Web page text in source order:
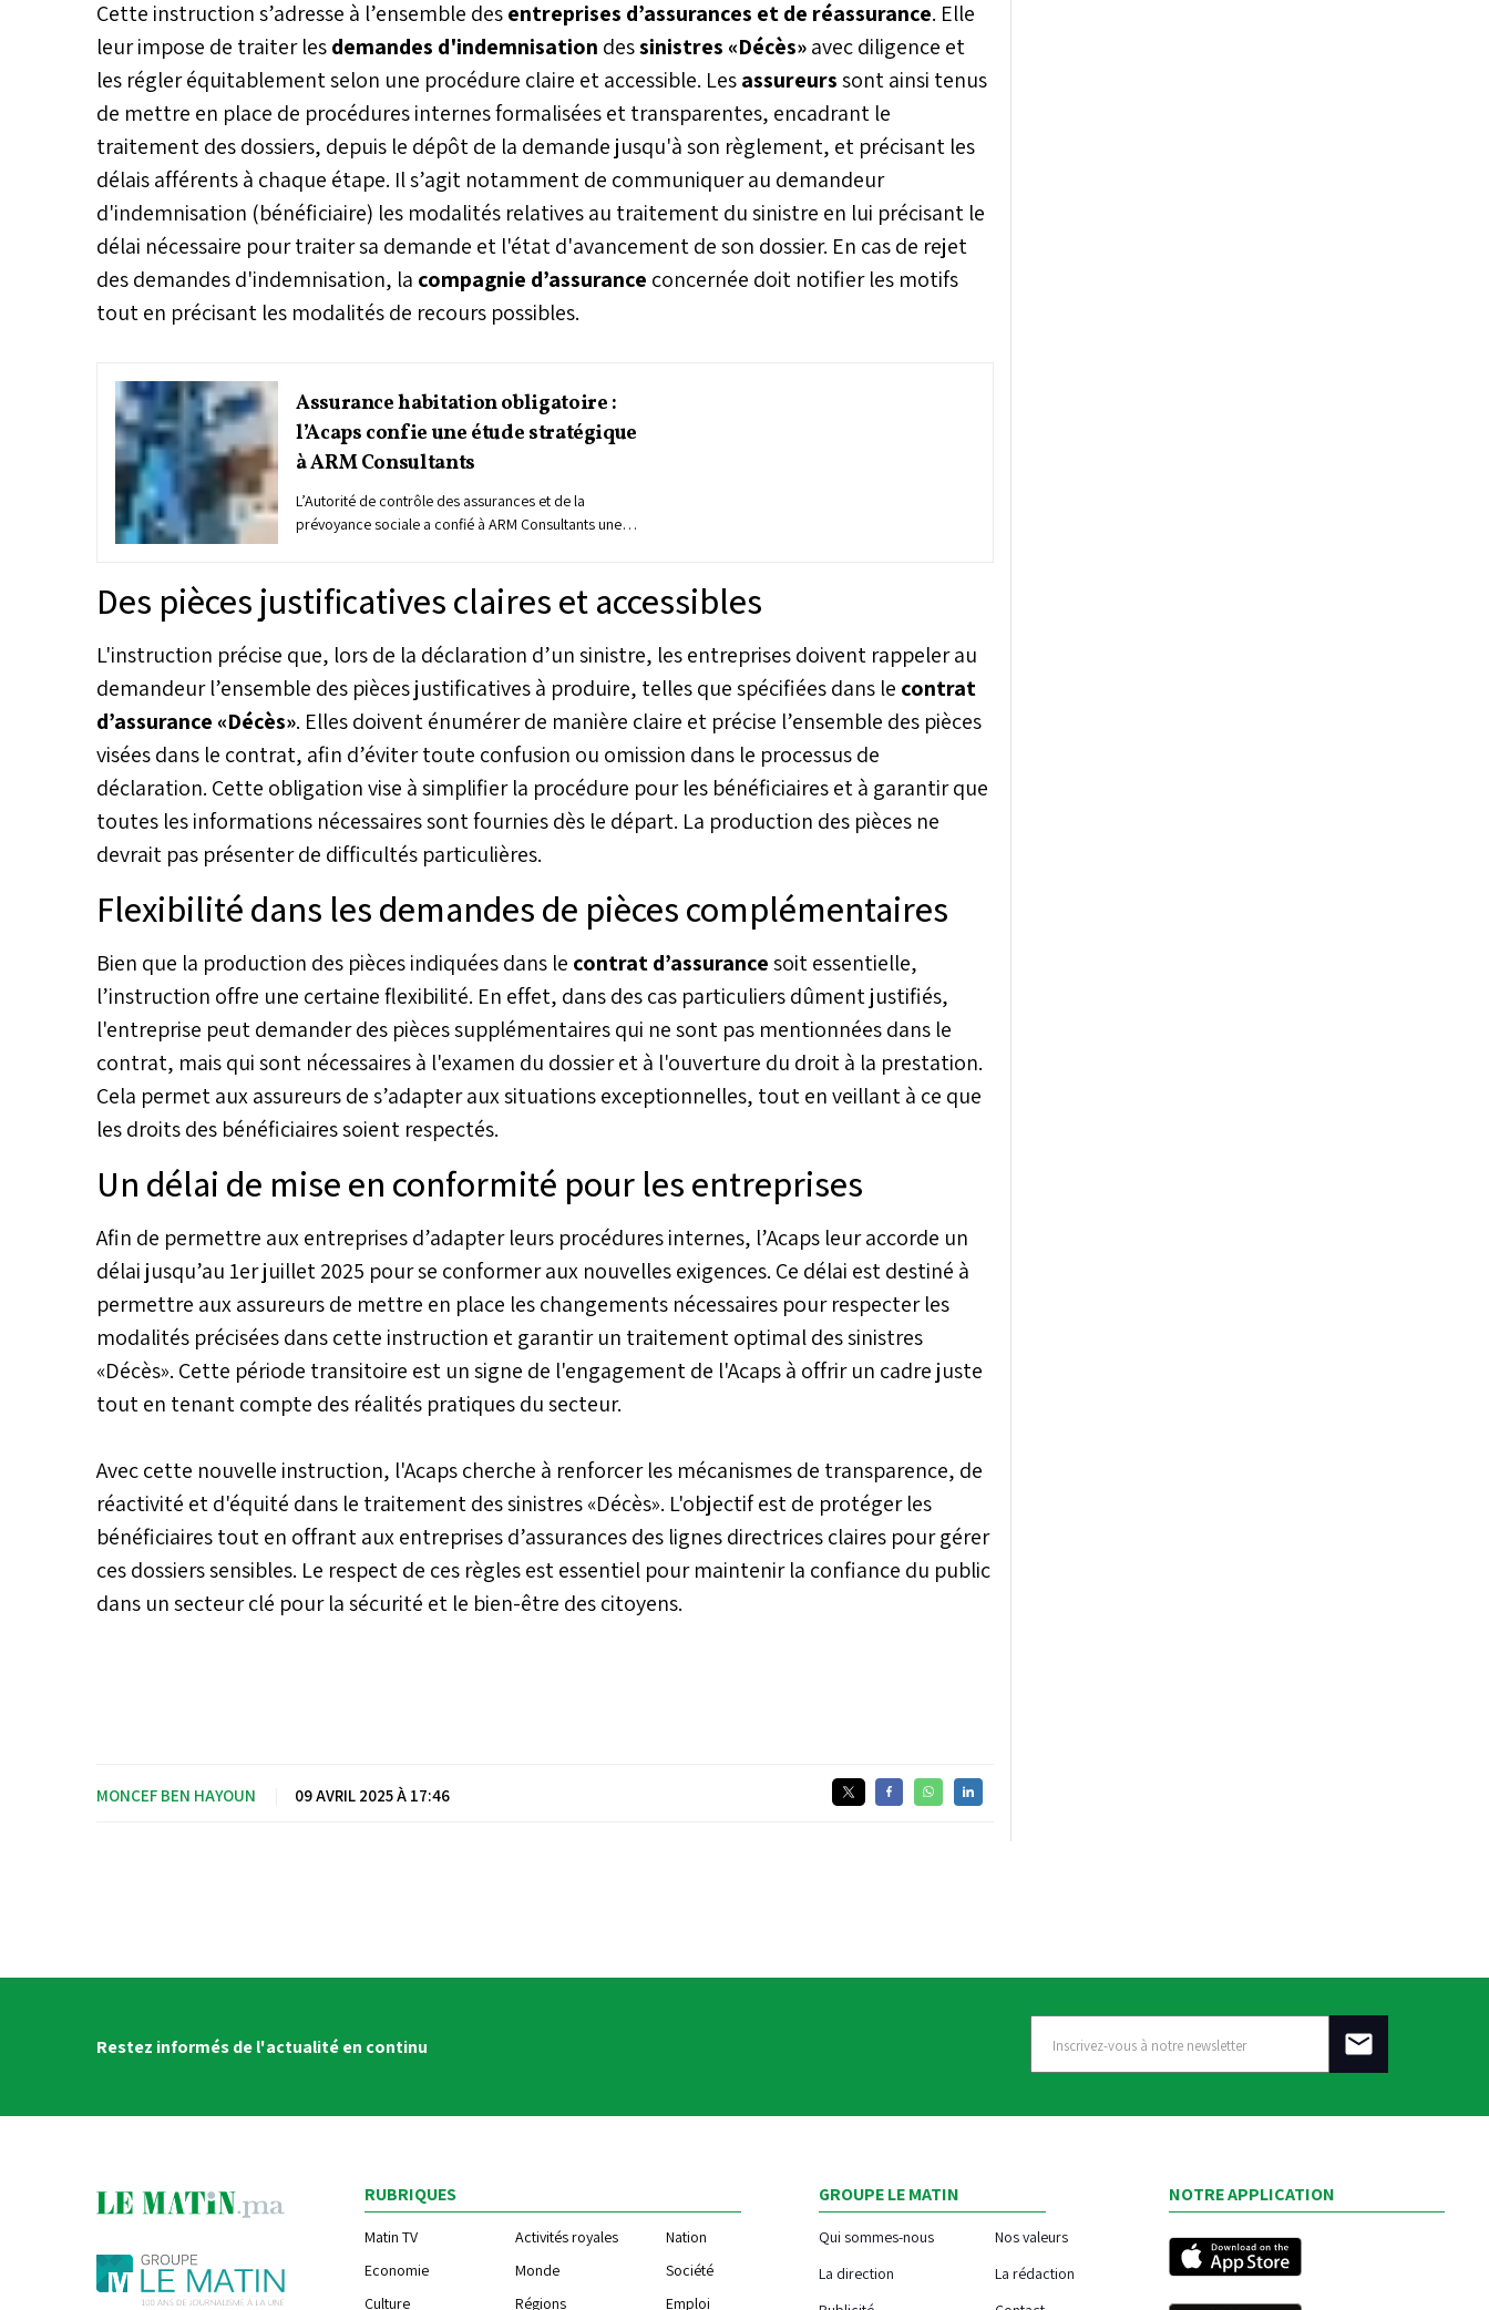
Cette instruction s’adresse à l’ensemble desentreprises d’assurances et de réassurance. Elle
leur impose de traiter lesdemandes d'indemnisation dessinistres «Décès»avec diligence et
les régler équitablement selon une procédure claire et accessible. Lesassureurssont ainsi tenus
de mettre en place de procédures internes formalisées et transparentes, encadrant le
traitement des dossiers, depuis le dépôt de la demande jusqu'à son règlement, et précisant les
délais afférents à chaque étape. Il s’agit notamment de communiquer au demandeur
d'indemnisation (bénéficiaire) les modalités relatives au traitement du sinistre en lui précisant le
délai nécessaire pour traiter sa demande et l'état d'avancement de son dossier. En cas de rejet
des demandes d'indemnisation, la compagnie d’assurance concernée doit notifier les motifs
tout en précisant les modalités de recours possibles.
Assurance habitation obligatoire :
l’Acaps confie une étude stratégique
à ARM Consultants
L’Autorité de contrôle des assurances et de la
prévoyance sociale a confié à ARM Consultants une
l'amélioration de l’accès au logement, mais aussi des
lacunes en termes de couverture et des risques
accrus, révélés par des catastrophes naturelles
comme le séisme d’Al Haouz, ce projet vise à
protéger les citoyens, à renforcer la résilience du
secteur immobilier et à moderniser le paysage de
l’assurance au Maroc.
Des pièces justificatives claires et accessibles
L'instruction précise que, lors de la déclaration d’un sinistre, les entreprises doivent rappeler au
demandeur l’ensemble des pièces justificatives à produire, telles que spécifiées dans le contrat
d’assurance «Décès». Elles doivent énumérer de manière claire et précise l’ensemble des pièces
visées dans le contrat, afin d’éviter toute confusion ou omission dans le processus de
déclaration. Cette obligation vise à simplifier la procédure pour les bénéficiaires et à garantir que
toutes les informations nécessaires sont fournies dès le départ. La production des pièces ne
devrait pas présenter de difficultés particulières.
Flexibilité dans les demandes de pièces complémentaires
Bien que la production des pièces indiquées dans le contrat d’assurancesoit essentielle,
l’instruction offre une certaine flexibilité. En effet, dans des cas particuliers dûment justifiés,
l'entreprise peut demander des pièces supplémentaires qui ne sont pas mentionnées dans le
contrat, mais qui sont nécessaires à l'examen du dossier et à l'ouverture du droit à la prestation.
Cela permet aux assureurs de s’adapter aux situations exceptionnelles, tout en veillant à ce que
les droits des bénéficiaires soient respectés.
Un délai de mise en conformité pour les entreprises
Afin de permettre aux entreprises d’adapter leurs procédures internes, l’Acaps leur accorde un
délai jusqu’au 1er juillet 2025 pour se conformer aux nouvelles exigences. Ce délai est destiné à
permettre aux assureurs de mettre en place les changements nécessaires pour respecter les
modalités précisées dans cette instruction et garantir un traitement optimal des sinistres
«Décès». Cette période transitoire est un signe de l'engagement de l'Acaps à offrir un cadre juste
tout en tenant compte des réalités pratiques du secteur.
Avec cette nouvelle instruction, l'Acaps cherche à renforcer les mécanismes de transparence, de
réactivité et d'équité dans le traitement des sinistres «Décès». L'objectif est de protéger les
bénéficiaires tout en offrant aux entreprises d’assurances des lignes directrices claires pour gérer
ces dossiers sensibles. Le respect de ces règles est essentiel pour maintenir la confiance du public
dans un secteur clé pour la sécurité et le bien-être des citoyens.
MONCEF BEN HAYOUN 09 AVRIL 2025 À 17:46
Restez informés de l'actualité en continu
RUBRIQUES
Matin TV Activités royales
Nation
Economie
Monde
Société
Culture
Régions Emploi
GROUPE LE MATIN
Qui sommes-nous
Nos valeurs
La direction
La rédaction
NOTRE APPLICATION